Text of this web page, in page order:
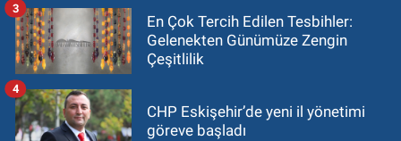
En Çok Tercih Edilen Tesbihler:
Gelenekten Günümüze Zengin
Çeşitlilik
3
CHP Eskişehir’de yeni il yönetimi
göreve başladı
4